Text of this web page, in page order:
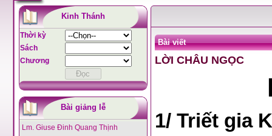
Kinh Thánh
Thời kỳ
Sách
Chương
Bài giảng lễ
Lm. Giuse Đinh Quang Thịnh
Bài viết
LỜI CHÂU NGỌC
1/ Triết gia